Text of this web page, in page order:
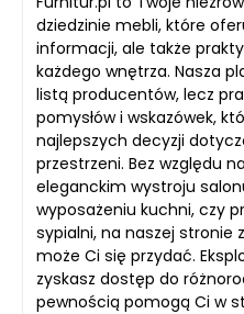
dziedzinie mebli, które
informacji, ale także
każdego wnętrza. Nasza
listą producentów, lecz
pomysłów i wskazówek,
najlepszych decyzji
przestrzeni. Bez względu
eleganckim wystroju
wyposażeniu kuchni, czy
sypialni, na naszej stronie
może Ci się przydać.
zyskasz dostęp do
pewnością pomogą Ci w